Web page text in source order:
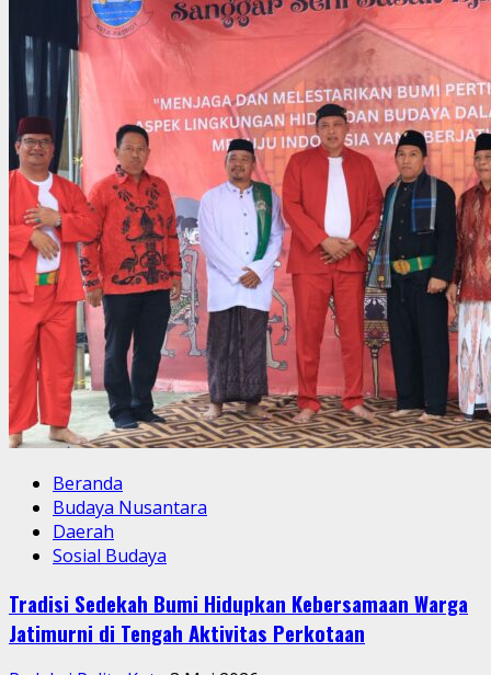
Beranda
Budaya Nusantara
Daerah
Sosial Budaya
Tradisi Sedekah Bumi Hidupkan Kebersamaan Warga
Jatimurni di Tengah Aktivitas Perkotaan